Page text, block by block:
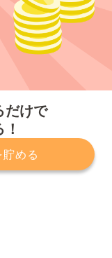
だけで
める
運営会社